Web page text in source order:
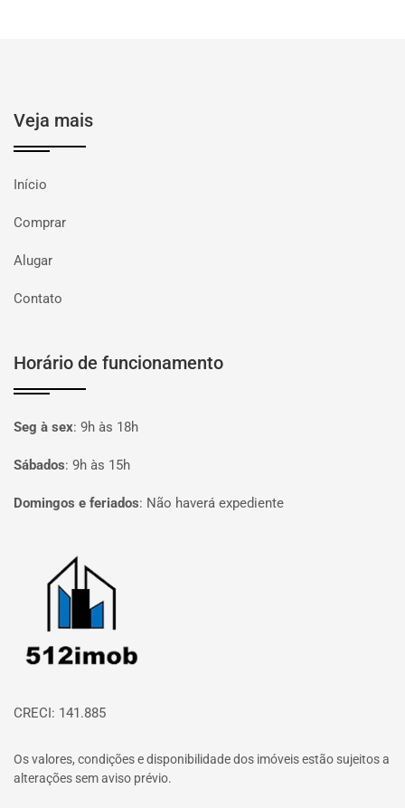
Veja mais
Início
Comprar
Alugar
Contato
Horário de funcionamento
Seg à sex: 9h às 18h
Sábados: 9h às 15h
Domingos e feriados: Não haverá expediente
Página inicial
CRECI: 141.885
Os valores, condições e disponibilidade dos imóveis estão sujeitos a
alterações sem aviso prévio.